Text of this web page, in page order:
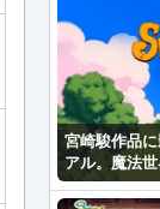
宮崎駿作品
アル。魔法
日発売